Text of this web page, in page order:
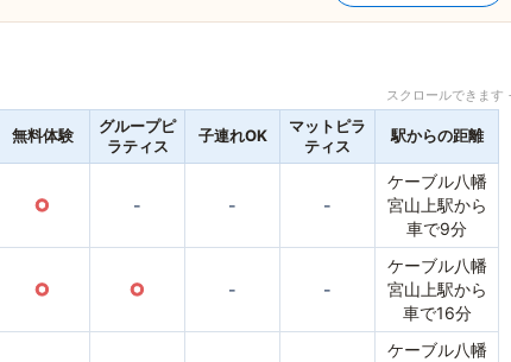
スクロールできま
無料体験
グループピ
ラティス
子連れOK
マットピラ
ティス
駅からの距離
○ - - -
ケーブル八幡
宮山上駅から
車で9分
○ ○ - -
ケーブル八幡
宮山上駅から
車で16分
ケーブル八幡